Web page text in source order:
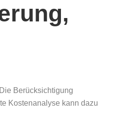
Berücksichtigung
Kostenanalyse kann dazu